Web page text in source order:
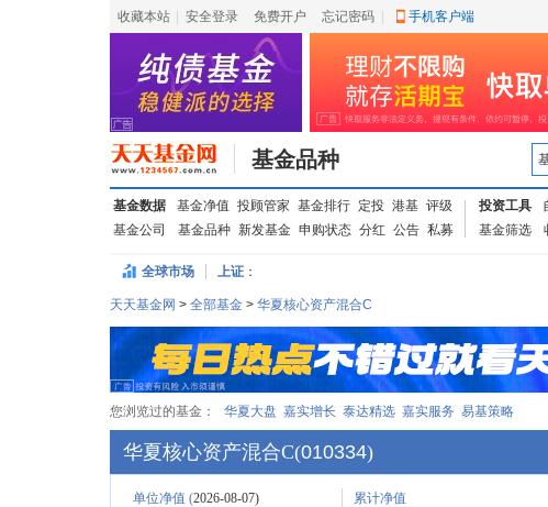
收藏本站 安全登录 免费开户 忘记密码 手机客户端
基金品种
基金数据 基金净值 投顾管家 基金排行 定投 港基 评级
基金公司
基金品种 新发基金 申购状态 分红 公告 私募
投资工具
基金筛选
全球市场 上证：
天天基金网 > 全部基金 > 华夏核心资产混合C
您浏览过的基金： 华夏大盘 嘉实增长 泰达精选 嘉实服务 易基策略
华夏核心资产混合C(010334)
单位净值 (2026-08-07) 累计净值